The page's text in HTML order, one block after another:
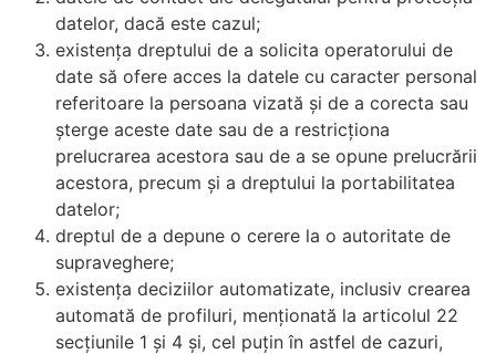
datelor, dacă este cazul;
existența dreptului de a solicita operatorului de
date să ofere acces la datele cu caracter personal
referitoare la persoana vizată și de a corecta sau
șterge aceste date sau de a restricționa
prelucrarea acestora sau de a se opune prelucrării
acestora, precum și a dreptului la portabilitatea
datelor;
dreptul de a depune o cerere la o autoritate de
supraveghere;
existența deciziilor automatizate, inclusiv crearea
automată de profiluri, menționată la articolul 22
secțiunile 1 și 4 și, cel puțin în astfel de cazuri,